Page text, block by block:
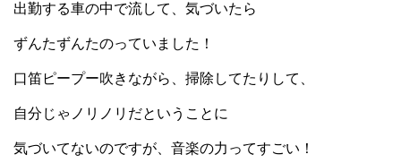
出勤する車の中で流して、気づいたら
ずんたずんたのっていました！
口笛ピープー吹きながら、掃除してたりして、
自分じゃノリノリだということに
気づいてないのですが、音楽の力ってすごい！